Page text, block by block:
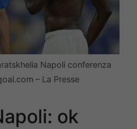
Napoli conferenza
– La Presse
ok